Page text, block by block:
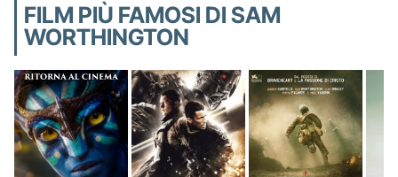
FILM PIÙ FAMOSI DI SAM
WORTHINGTON